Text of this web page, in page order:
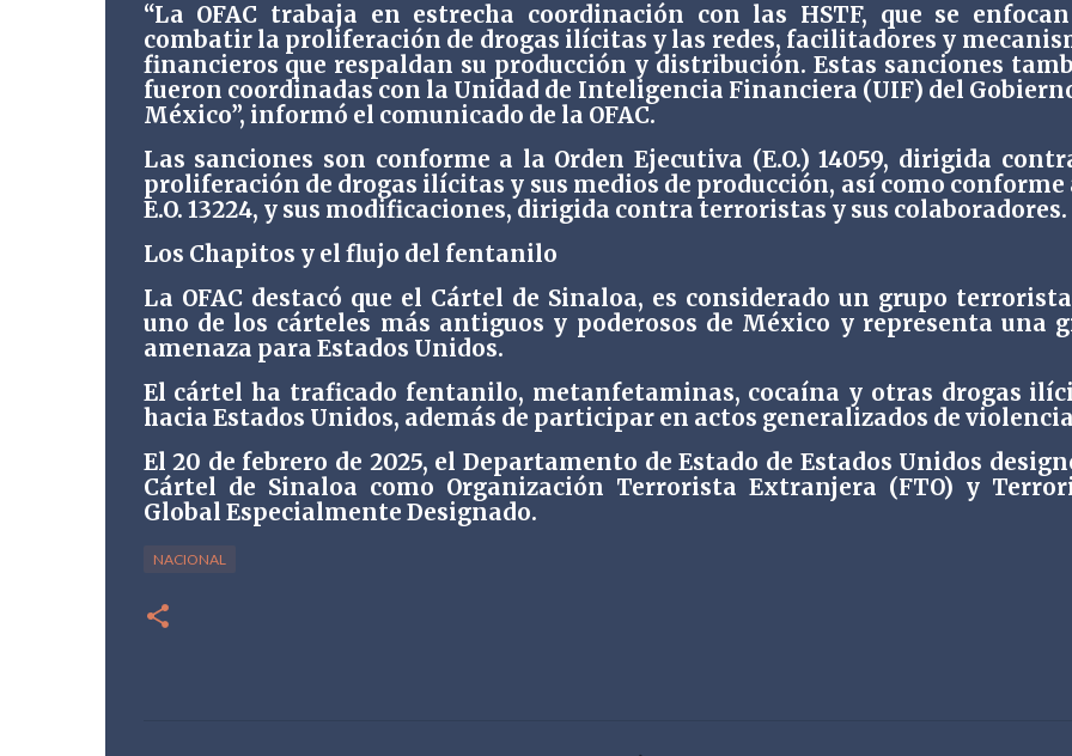
“La OFAC trabaja en estrecha coordinación con las HSTF, que se
combatir la proliferación de drogas ilícitas y las redes, facilitadores y
financieros que respaldan su producción y distribución. Estas sanciones
fueron coordinadas con la Unidad de Inteligencia Financiera (UIF) del
México”, informó el comunicado de la OFAC.
Las sanciones son conforme a la Orden Ejecutiva (E.O.) 14059, dirigida
proliferación de drogas ilícitas y sus medios de producción, así como conforme
E.O. 13224, y sus modificaciones, dirigida contra terroristas y sus colaboradores.
Los Chapitos y el flujo del fentanilo
La OFAC destacó que el Cártel de Sinaloa, es considerado un grupo
uno de los cárteles más antiguos y poderosos de México y representa una
amenaza para Estados Unidos.
El cártel ha traficado fentanilo, metanfetaminas, cocaína y otras drogas
hacia Estados Unidos, además de participar en actos generalizados de
El 20 de febrero de 2025, el Departamento de Estado de Estados Unidos
Cártel de Sinaloa como Organización Terrorista Extranjera (FTO) y
Global Especialmente Designado.
NACIONAL